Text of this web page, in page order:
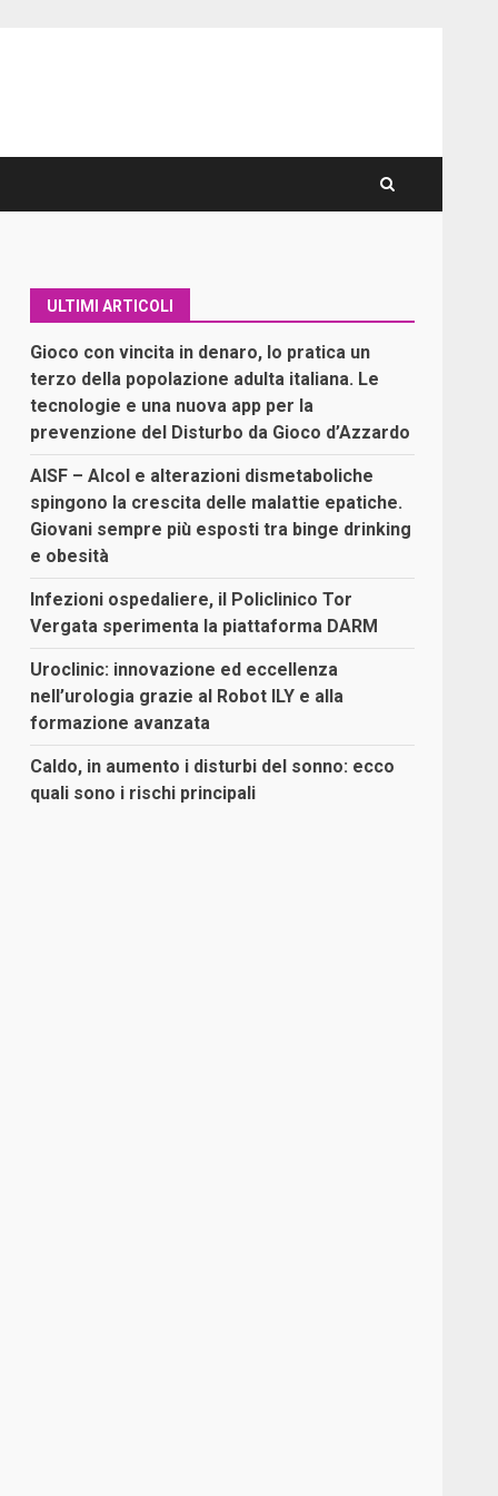
ULTIMI ARTICOLI
Gioco con vincita in denaro, lo pratica un
terzo della popolazione adulta italiana. Le
tecnologie e una nuova app per la
prevenzione del Disturbo da Gioco d’Azzardo
AISF – Alcol e alterazioni dismetaboliche
spingono la crescita delle malattie epatiche.
Giovani sempre più esposti tra binge drinking
e obesità
Infezioni ospedaliere, il Policlinico Tor
Vergata sperimenta la piattaforma DARM
Uroclinic: innovazione ed eccellenza
nell’urologia grazie al Robot ILY e alla
formazione avanzata
Caldo, in aumento i disturbi del sonno: ecco
quali sono i rischi principali